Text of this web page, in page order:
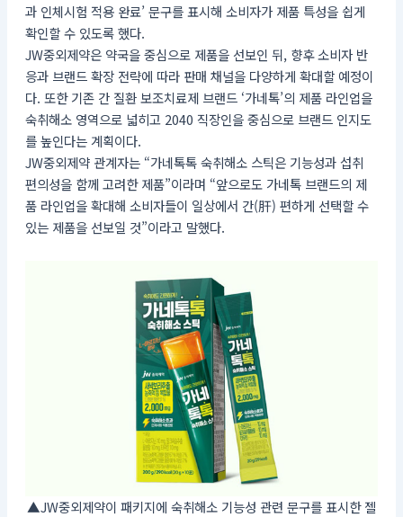
과 인체시험 적용 완료’ 문구를 표시해 소비자가 제품 특성을 쉽게
확인할 수 있도록 했다.
JW중외제약은 약국을 중심으로 제품을 선보인 뒤, 향후 소비자 반
응과 브랜드 확장 전략에 따라 판매 채널을 다양하게 확대할 예정이
다. 또한 기존 간 질환 보조치료제 브랜드 ‘가네톡’의 제품 라인업을
숙취해소 영역으로 넓히고 2040 직장인을 중심으로 브랜드 인지도
를 높인다는 계획이다.
JW중외제약 관계자는 “가네톡톡 숙취해소 스틱은 기능성과 섭취
편의성을 함께 고려한 제품”이라며 “앞으로도 가네톡 브랜드의 제
품 라인업을 확대해 소비자들이 일상에서 간(肝) 편하게 선택할 수
있는 제품을 선보일 것”이라고 말했다.
▲JW중외제약이 패키지에 숙취해소 기능성 관련 문구를 표시한 젤